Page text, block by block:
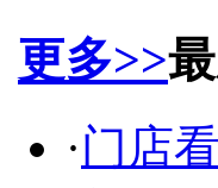
更多>>
·门店